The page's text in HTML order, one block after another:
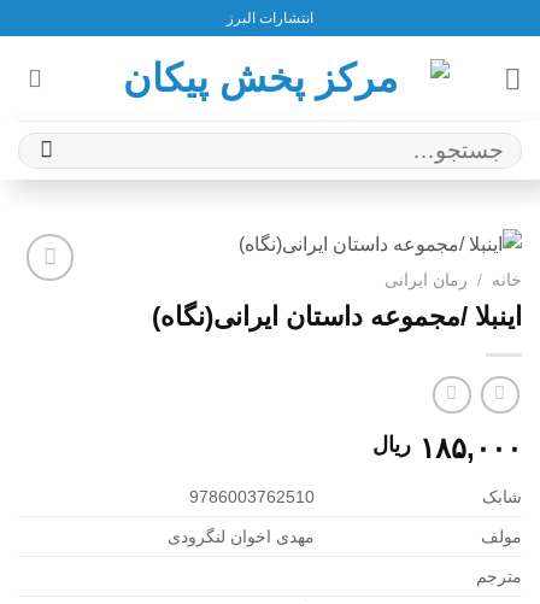
content
انتشارات البرز
جستجو
برای:
خانه / رمان ایرانی
اینبلا /مجموعه داستان ایرانی(نگاه)
۱۸۵,۰۰۰ ریال
شابک 9786003762510
مولف مهدی اخوان لنگرودی
مترجم